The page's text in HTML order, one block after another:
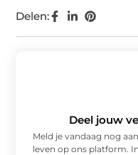
Delen:
Deel jouw
Meld je vandaag nog
leven op ons platform.